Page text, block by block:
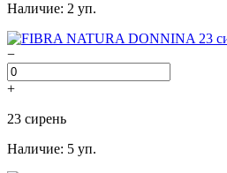
Наличие: 2 уп.
−
+
23 сирень
Наличие: 5 уп.